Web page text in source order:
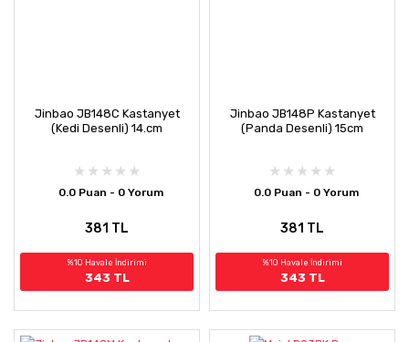
Jinbao JB148C Kastanyet
(Kedi Desenli) 14.cm
0.0 Puan - 0 Yorum
381 TL
%10 Havale İndirimi
343 TL
Jinbao JB148P Kastanyet
(Panda Desenli) 15cm
0.0 Puan - 0 Yorum
381 TL
%10 Havale İndirimi
343 TL